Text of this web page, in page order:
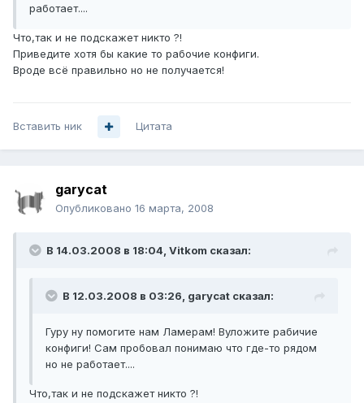
работает....
Что,так и не подскажет никто ?!
Приведите хотя бы какие то рабочие конфиги.
Вроде всё правильно но не получается!
Вставить ник Цитата
garycat
Опубликовано 16 марта, 2008
В 14.03.2008 в 18:04, Vitkom сказал:
В 12.03.2008 в 03:26, garycat сказал:
Гуру ну помогите нам Ламерам! Вуложите рабичие
конфиги! Сам пробовал понимаю что где-то рядом
но не работает....
Что,так и не подскажет никто ?!